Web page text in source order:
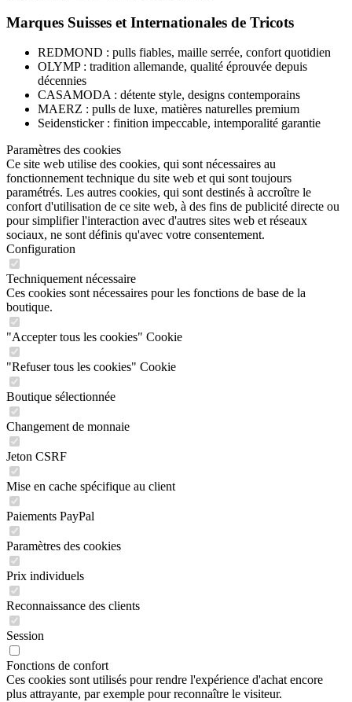
Marques Suisses et Internationales de Tricots
REDMOND : pulls fiables, maille serrée, confort quotidien
OLYMP : tradition allemande, qualité éprouvée depuis
décennies
CASAMODA : détente style, designs contemporains
MAERZ : pulls de luxe, matières naturelles premium
Seidensticker : finition impeccable, intemporalité garantie
Paramètres des cookies
Ce site web utilise des cookies, qui sont nécessaires au
fonctionnement technique du site web et qui sont toujours
paramétrés. Les autres cookies, qui sont destinés à accroître le
confort d'utilisation de ce site web, à des fins de publicité directe ou
pour simplifier l'interaction avec d'autres sites web et réseaux
sociaux, ne sont définis qu'avec votre consentement.
Configuration
Techniquement nécessaire
Ces cookies sont nécessaires pour les fonctions de base de la
boutique.
"Accepter tous les cookies" Cookie
"Refuser tous les cookies" Cookie
Boutique sélectionnée
Changement de monnaie
Jeton CSRF
Mise en cache spécifique au client
Paiements PayPal
Paramètres des cookies
Prix individuels
Reconnaissance des clients
Session
Fonctions de confort
Ces cookies sont utilisés pour rendre l'expérience d'achat encore
plus attrayante, par exemple pour reconnaître le visiteur.